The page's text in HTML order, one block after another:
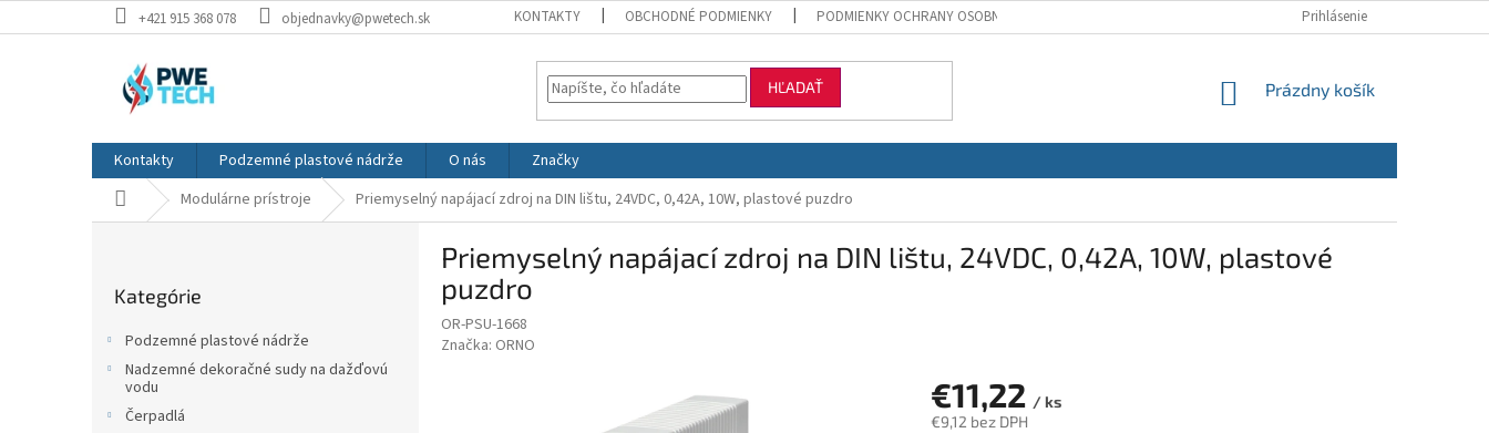
na
+421 915 368 078 objednavky@pwetech.sk KONTAKTY OBCHODNÉ PODMIENKY PODMIENKY OCHRANY OSOBNÝCH ÚDAJOV REKLAMAČNÝ FORMULÁR
Prihlásenie
HĽADAŤ
NÁKUPNÝ
Prázdny košík
Kontakty Podzemné plastové nádrže O nás
Značky
DomovModulárne prístroje Priemyselný napájací zdroj na DIN lištu, 24VDC, 0,42A, 10W, plastové puzdro
kategórie
Kategórie
Podzemné plastové nádrže
Nadzemné dekoračné sudy na dažďovú
vodu
Čerpadlá
Priemyselný napájací zdroj na DIN lištu, 24VDC, 0,42A, 10W, plastové
puzdro
OR-PSU-1668
Značka: ORNO
€11,22 / ks
€9,12 bez DPH